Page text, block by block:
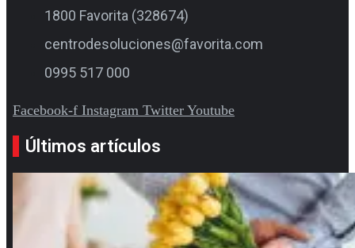
1800 Favorita (328674)
centrodesoluciones@favorita.com
0995 517 000
Facebook-f Instagram Twitter Youtube
Últimos artículos